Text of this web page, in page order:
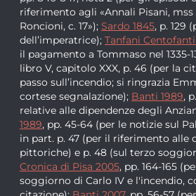
riferimento agli «Annali Pisani,
Roncioni, c. 17»); Sardo 1845, p. 129
dell’imperatrice); Tanfani Centofanti
il pagamento a Tommaso nel 1335-
libro V, capitolo XXX, p. 46 (per la
passo sull’incendio; si ringrazia
cortese segnalazione); Banti 1989,
relative alle dipendenze degli
1989, pp. 45-64 (per le notizie sul
in part. p. 47 (per il riferimento alle
pittoriche) e p. 48 (sul terzo
Cronica di Pisa 2005, pp. 164-165
soggiorno di Carlo IV e l'incendio,